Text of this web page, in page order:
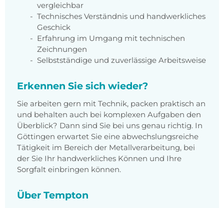
vergleichbar
Technisches Verständnis und handwerkliches
Geschick
Erfahrung im Umgang mit technischen
Zeichnungen
Selbstständige und zuverlässige Arbeitsweise
Erkennen Sie sich wieder?
Sie arbeiten gern mit Technik, packen praktisch an
und behalten auch bei komplexen Aufgaben den
Überblick? Dann sind Sie bei uns genau richtig. In
Göttingen erwartet Sie eine abwechslungsreiche
Tätigkeit im Bereich der Metallverarbeitung, bei
der Sie Ihr handwerkliches Können und Ihre
Sorgfalt einbringen können.
Über Tempton